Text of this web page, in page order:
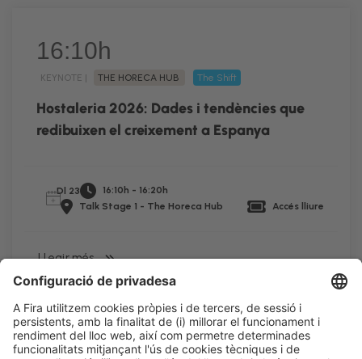
16:10h
KEYNOTE | THE HORECA HUB The Shift
Hostaleria 2026: Dades i tendències que
redibuixen el creixement a Espanya
Dl 23
16:10h - 16:20h
Talk Stage 1 - The Horeca Hub
Accés lliure
LLegir més